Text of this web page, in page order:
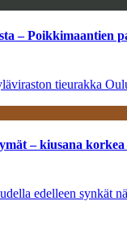
– Poikkimaantien
tieurakka
– kiusana
edelleen synkät